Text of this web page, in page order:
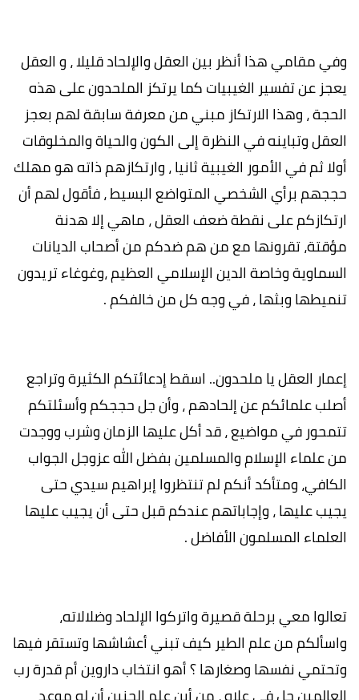
وفي مقامي هذا أنظر بين العقل والإلحاد قليلا ، و العقل
يعجز عن تفسير الغيبيات كما يرتكز الملحدون على هذه
الحجة ، وهذا الارتكاز مبني من معرفة سابقة لهم بعجز
العقل وتباينه في النظرة إلى الكون والحياة والمخلوقات
أولا ثم في الأمور الغيبية ثانيا ، وارتكازهم ذاته هو مهلك
حججهم برأي الشخصي المتواضع البسيط ، فأقول لهم أن
ارتكازكم على نقطة ضعف العقل ، ماهي إلا هدنة
مؤقتة، تقرونها مع من هم ضدكم من أصحاب الديانات
السماوية وخاصة الدين الإسلامي العظيم ،وغوغاء تريدون
تنميطها وبثها ، في وجه كل من خالفكم .
إعمار العقل يا ملحدون.. اسقط إدعائتكم الكثيرة وتراجع
أصلب علمائكم عن إلحادهم ، وأن جل حججكم وأسئلتكم
تتمحور في مواضيع ، قد أكل عليها الزمان وشرب ووجدت
من علماء الإسلام والمسلمين بفضل الله عزوجل الجواب
الكافي، ومتأكد أنكم لم تنتظروا إبراهيم سيدي حتى
يجيب عليها ، وإجاباتهم عندكم قبل حتى أن يجيب عليها
العلماء المسلمون الأفاضل .
تعالوا معي برحلة قصيرة واتركوا الإلحاد وضلالاته،
واسألكم من علم الطير كيف تبني أعشاشها وتستقر فيها
وتحتمي نفسها وصغارها ؟ أهو انتخاب داروين أم قدرة رب